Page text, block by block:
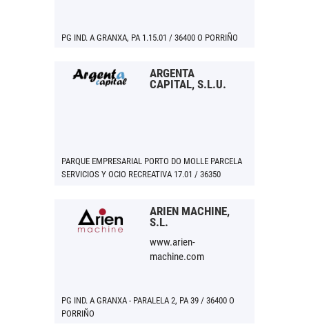
PG IND. A GRANXA, PA 1.15.01 / 36400 O PORRIÑO
ARGENTA
CAPITAL, S.L.U.
PARQUE EMPRESARIAL PORTO DO MOLLE PARCELA
SERVICIOS Y OCIO RECREATIVA 17.01 / 36350
ARIEN MACHINE,
S.L.
www.arien-
machine.com
PG IND. A GRANXA - PARALELA 2, PA 39 / 36400 O
PORRIÑO